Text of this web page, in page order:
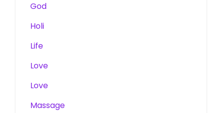
God
Holi
Life
Love
Love
Massage